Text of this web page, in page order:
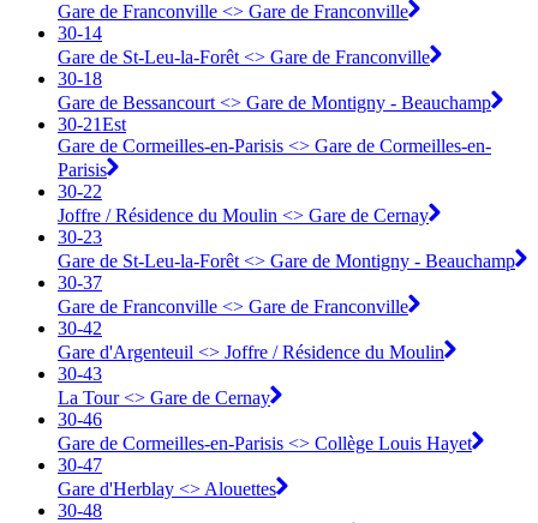
Gare de Franconville <> ︎Gare de Franconville
30-14
Gare de St-Leu-la-Forêt <> ︎Gare de Franconville
30-18
Gare de Bessancourt <> ︎Gare de Montigny - Beauchamp
30-21Est
Gare de Cormeilles-en-Parisis <> ︎Gare de Cormeilles-en-
Parisis
30-22
Joffre / Résidence du Moulin <> ︎Gare de Cernay
30-23
Gare de St-Leu-la-Forêt <> ︎Gare de Montigny - Beauchamp
30-37
Gare de Franconville <> ︎Gare de Franconville
30-42
Gare d'Argenteuil <> ︎Joffre / Résidence du Moulin
30-43
La Tour <> ︎Gare de Cernay
30-46
Gare de Cormeilles-en-Parisis <> ︎Collège Louis Hayet
30-47
Gare d'Herblay <> ︎Alouettes
30-48